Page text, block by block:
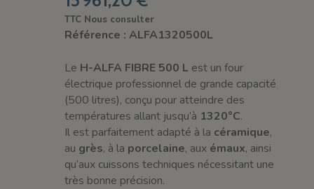
TTC Nous consulter
Référence : ALFA1320500L
Le H-ALFA FIBRE 500 L est un four
électrique professionnel de grande capacité
(500 litres), conçu pour atteindre des
températures allant jusqu’à 1320°C.
Il est parfaitement adapté à la céramique,
au grès, à la porcelaine, aux émaux, ainsi
qu’aux cuissons techniques nécessitant une
très bonne précision.